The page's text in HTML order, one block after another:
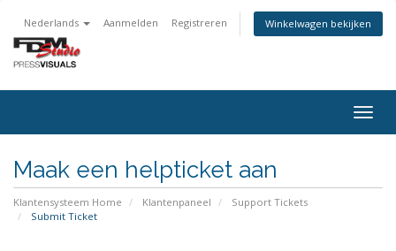
Nederlands Aanmelden Registreren Winkelwagen bekijken
Maak een helpticket aan
Klantensysteem Home Klantenpaneel
Support Tickets
Submit Ticket